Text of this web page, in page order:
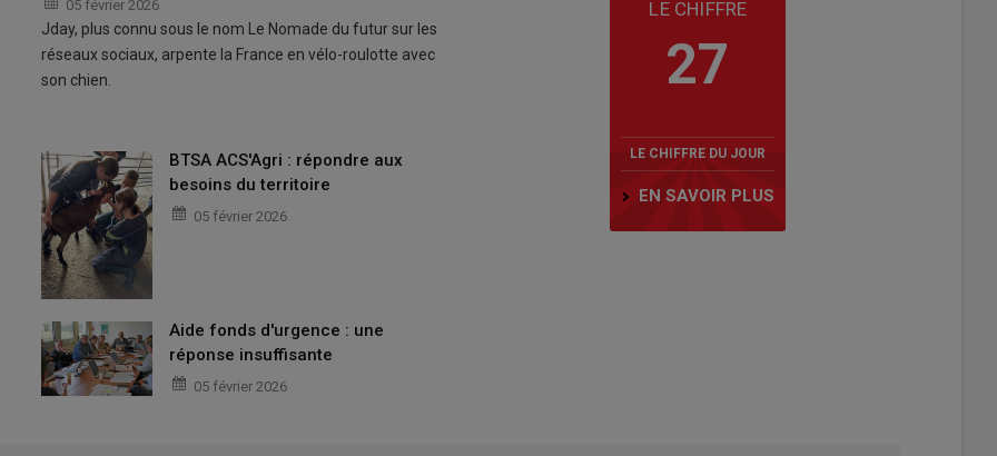
05 février 2026
Jday, plus connu sous le nom Le Nomade du futur sur les
réseaux sociaux, arpente la France en vélo-roulotte avec
son chien.
BTSA ACS'Agri : répondre aux
besoins du territoire
05 février 2026
Aide fonds d'urgence : une
réponse insuffisante
05 février 2026
LE CHIFFRE
27
LE CHIFFRE DU JOUR
EN SAVOIR PLUS